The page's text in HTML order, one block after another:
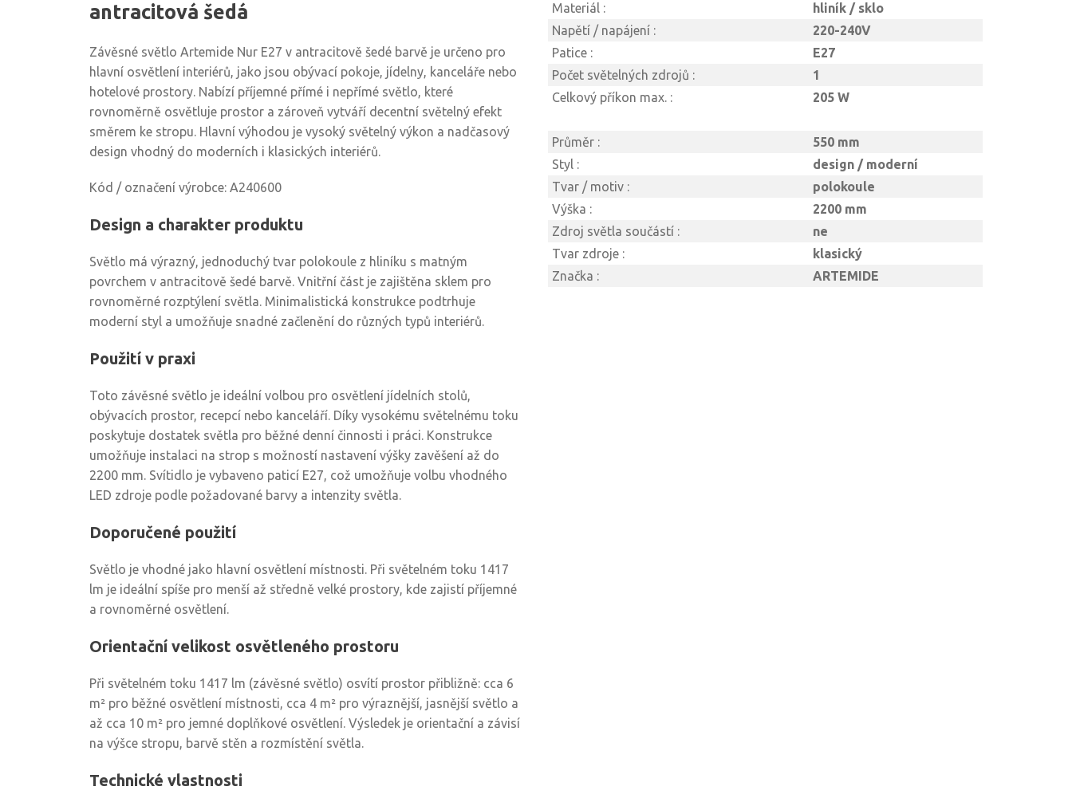
antracitová šedá
Závěsné světlo Artemide Nur E27 v antracitově šedé barvě je určeno pro
hlavní osvětlení interiérů, jako jsou obývací pokoje, jídelny, kanceláře nebo
hotelové prostory. Nabízí příjemné přímé i nepřímé světlo, které
rovnoměrně osvětluje prostor a zároveň vytváří decentní světelný efekt
směrem ke stropu. Hlavní výhodou je vysoký světelný výkon a nadčasový
design vhodný do moderních i klasických interiérů.
Kód / označení výrobce: A240600
Design a charakter produktu
Světlo má výrazný, jednoduchý tvar polokoule z hliníku s matným
povrchem v antracitově šedé barvě. Vnitřní část je zajištěna sklem pro
rovnoměrné rozptýlení světla. Minimalistická konstrukce podtrhuje
moderní styl a umožňuje snadné začlenění do různých typů interiérů.
Použití v praxi
Toto závěsné světlo je ideální volbou pro osvětlení jídelních stolů,
obývacích prostor, recepcí nebo kanceláří. Díky vysokému světelnému toku
poskytuje dostatek světla pro běžné denní činnosti i práci. Konstrukce
umožňuje instalaci na strop s možností nastavení výšky zavěšení až do
2200 mm. Svítidlo je vybaveno paticí E27, což umožňuje volbu vhodného
LED zdroje podle požadované barvy a intenzity světla.
Doporučené použití
Světlo je vhodné jako hlavní osvětlení místnosti. Při světelném toku 1417
lm je ideální spíše pro menší až středně velké prostory, kde zajistí příjemné
a rovnoměrné osvětlení.
Orientační velikost osvětleného prostoru
Při světelném toku 1417 lm (závěsné světlo) osvítí prostor přibližně: cca 6
m² pro běžné osvětlení místnosti, cca 4 m² pro výraznější, jasnější světlo a
až cca 10 m² pro jemné doplňkové osvětlení. Výsledek je orientační a závisí
na výšce stropu, barvě stěn a rozmístění světla.
Technické vlastnosti
Materiál :
hliník / sklo
Napětí / napájení :
220-240V
Patice :
E27
Počet světelných zdrojů :
1
Celkový příkon max. :
205 W
Průměr :
550 mm
Styl :
design / moderní
Tvar / motiv :
polokoule
Výška :
2200 mm
Zdroj světla součástí :
ne
Tvar zdroje :
klasický
Značka :
ARTEMIDE